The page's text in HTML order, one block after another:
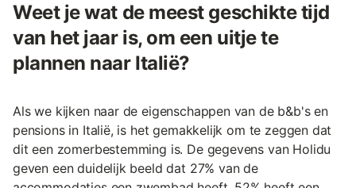
Weet je wat de meest geschikte tijd
van het jaar is, om een uitje te
plannen naar Italië?
Als we kijken naar de eigenschappen van de b&b's en
pensions in Italië, is het gemakkelijk om te zeggen dat
dit een zomerbestemming is. De gegevens van Holidu
geven een duidelijk beeld dat 27% van de